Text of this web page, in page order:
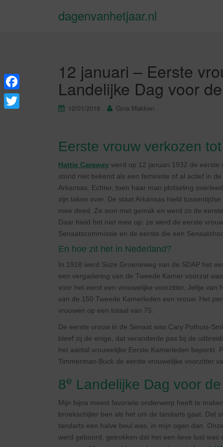
dagenvanhetjaar.nl
12 januari – Eerste
Landelijke Dag voor
12/01/2018 Gina Makken
Eerste vrouw verkozen
Hattie Caraway werd op 12 januari 1932 de eerste
stond niet bekend als een feministe of al actief in
Arkansas. Echter, toen haar man plotseling
zijn taken over. De staat Arkansas hield
mee deed. Ze won met gemak en werd zo de
Daar hield het niet mee op: ze werd de eerste
Senaatscommissie en de eerste die een
En hoe zit het in Nederland?
In 1918 werd Suze Groeneweg van de SDAP het
een vergadering van de Tweede Kamer voorzat
voor het eerst een vrouwelijke voorzitter, Jeltje van
van de 150 Tweede Kamerleden een vrouw. Het
vrouwen op een totaal van 75.
De eerste vrouw in de Senaat was Cary Pothuis-
bleef zij de enige, dat veranderde pas bij de
het aantal vrouwelijke Eerste Kamerleden beperkt.
Timmerman-Buck de eerste vrouwelijke voorzitter
8e Landelijke Dag voor
Mijn bijna meest favoriete onderwerp heeft te
broekschijter ben als het om de tandarts gaat. Dat
tandarts een halve beul was, in mijn ogen dan.
werd geboord, getrokken dat het een lieve lust
F